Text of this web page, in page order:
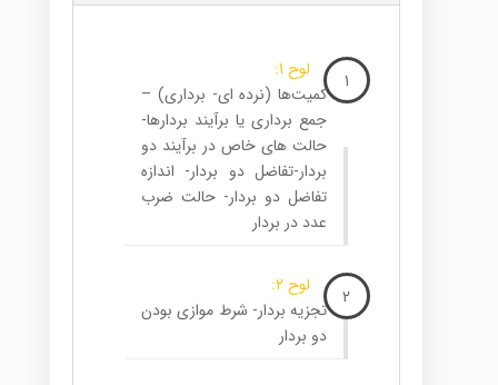
1
لوح 1:
کمیت‌ها (نرده ای- برداری) –
جمع برداری یا برآیند بردارها-
حالت های خاص در برآیند دو
بردار-تفاضل دو بردار- اندازه
تفاضل دو بردار- حالت ضرب
عدد در بردار
2
لوح 2:
تجزیه بردار- شرط موازی بودن
دو بردار